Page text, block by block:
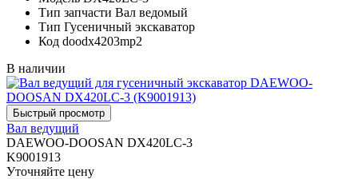
Тип запчасти Вал ведомый
Тип Гусеничный экскаватор
Код doodx4203mp2
В наличии
Вал ведущий
DAEWOO-DOOSAN DX420LC-3
K9001913
Уточняйте цену